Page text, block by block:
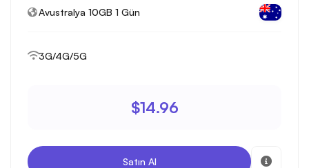
Avustralya 10GB 1 Gün
3G/4G/5G
$14.96
Satın Al